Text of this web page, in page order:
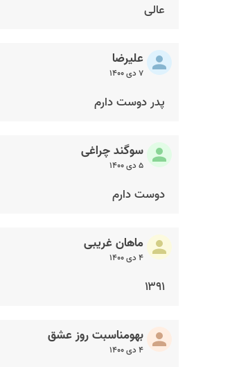
عالی
علیرضا
۷ دی ۱۴۰۰
پدر دوست دارم
سوگند چراغی
۵ دی ۱۴۰۰
دوست دارم
ماهان غریبی
۴ دی ۱۴۰۰
۱۳۹۱
بهومناسبت روز عشق
۴ دی ۱۴۰۰